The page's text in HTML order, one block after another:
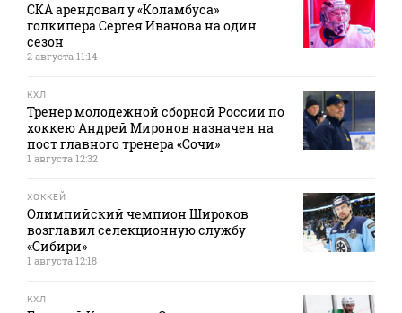
СКА арендовал у «Коламбуса»
голкипера Сергея Иванова на один
сезон
2 августа 11:14
КХЛ
Тренер молодежной сборной России по
хоккею Андрей Миронов назначен на
пост главного тренера «Сочи»
1 августа 12:32
ХОККЕЙ
Олимпийский чемпион Широков
возглавил селекционную службу
«Сибири»
1 августа 12:18
КХЛ